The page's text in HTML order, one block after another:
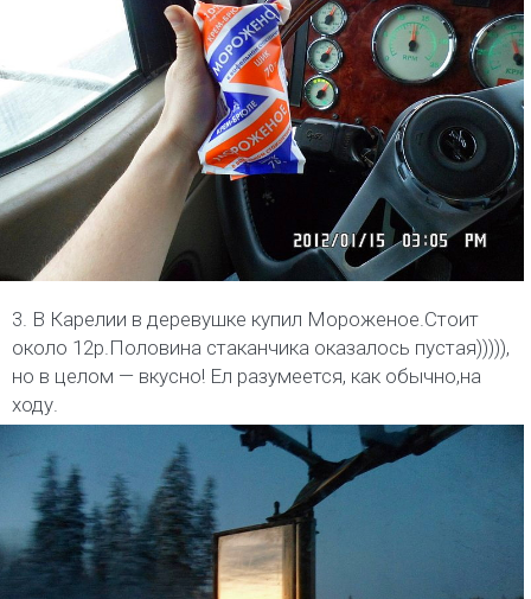
3. В Карелии в деревушке купил Мороженое.Стоит
около 12р.Половина стаканчика оказалось пустая))))),
но в целом — вкусно! Ел разумеется, как обычно,на
ходу.